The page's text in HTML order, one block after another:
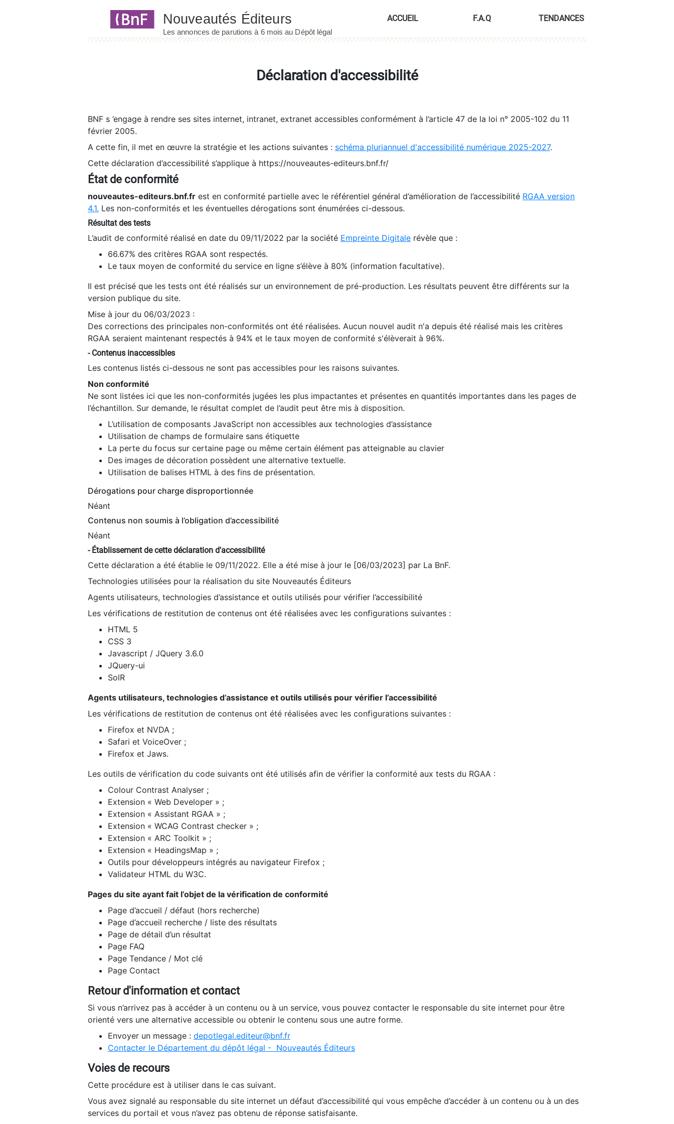
ACCUEIL F.A.Q TENDANCES
Déclaration d'accessibilité
BNF s ’engage à rendre ses sites internet, intranet, extranet accessibles conformément à l’article 47 de la loi n° 2005-102 du 11
février 2005.
A cette fin, il met en œuvre la stratégie et les actions suivantes : schéma pluriannuel d'accessibilité numérique 2025-2027.
Cette déclaration d’accessibilité s’applique à https://nouveautes-editeurs.bnf.fr/
État de conformité
nouveautes-editeurs.bnf.fr est en conformité partielle avec le référentiel général d’amélioration de l’accessibilité RGAA version
4.1. Les non-conformités et les éventuelles dérogations sont énumérées ci-dessous.
Résultat des tests
L’audit de conformité réalisé en date du 09/11/2022 par la société Empreinte Digitale révèle que :
66.67% des critères RGAA sont respectés.
Le taux moyen de conformité du service en ligne s’élève à 80% (information facultative).
Il est précisé que les tests ont été réalisés sur un environnement de pré-production. Les résultats peuvent être différents sur la
version publique du site.
Mise à jour du 06/03/2023 :
Des corrections des principales non-conformités ont été réalisées. Aucun nouvel audit n'a depuis été réalisé mais les critères
RGAA seraient maintenant respectés à 94% et le taux moyen de conformité s'élèverait à 96%.
- Contenus inaccessibles
Les contenus listés ci-dessous ne sont pas accessibles pour les raisons suivantes.
Non conformité
Ne sont listées ici que les non-conformités jugées les plus impactantes et présentes en quantités importantes dans les pages de
l’échantillon. Sur demande, le résultat complet de l’audit peut être mis à disposition.
L’utilisation de composants JavaScript non accessibles aux technologies d’assistance
Utilisation de champs de formulaire sans étiquette
La perte du focus sur certaine page ou même certain élément pas atteignable au clavier
Des images de décoration possèdent une alternative textuelle.
Utilisation de balises HTML à des fins de présentation.
Dérogations pour charge disproportionnée
Néant
Contenus non soumis à l’obligation d’accessibilité
Néant
- Établissement de cette déclaration d'accessibilité
Cette déclaration a été établie le 09/11/2022. Elle a été mise à jour le [06/03/2023] par La BnF.
Technologies utilisées pour la réalisation du site Nouveautés Éditeurs
Agents utilisateurs, technologies d’assistance et outils utilisés pour vérifier l’accessibilité
Les vérifications de restitution de contenus ont été réalisées avec les configurations suivantes :
HTML 5
CSS 3
Javascript / JQuery 3.6.0
JQuery-ui
SolR
Agents utilisateurs, technologies d’assistance et outils utilisés pour vérifier l’accessibilité
Les vérifications de restitution de contenus ont été réalisées avec les configurations suivantes :
Firefox et NVDA ;
Safari et VoiceOver ;
Firefox et Jaws.
Les outils de vérification du code suivants ont été utilisés afin de vérifier la conformité aux tests du RGAA :
Colour Contrast Analyser ;
Extension « Web Developer » ;
Extension « Assistant RGAA » ;
Extension « WCAG Contrast checker » ;
Extension « ARC Toolkit » ;
Extension « HeadingsMap » ;
Outils pour développeurs intégrés au navigateur Firefox ;
Validateur HTML du W3C.
Pages du site ayant fait l’objet de la vérification de conformité
Page d’accueil / défaut (hors recherche)
Page d’accueil recherche / liste des résultats
Page de détail d’un résultat
Page FAQ
Page Tendance / Mot clé
Page Contact
Retour d'information et contact
Si vous n’arrivez pas à accéder à un contenu ou à un service, vous pouvez contacter le responsable du site internet pour être
orienté vers une alternative accessible ou obtenir le contenu sous une autre forme.
Envoyer un message : depotlegal.editeur@bnf.fr
Contacter le Département du dépôt légal - Nouveautés Éditeurs
Voies de recours
Cette procédure est à utiliser dans le cas suivant.
Vous avez signalé au responsable du site internet un défaut d’accessibilité qui vous empêche d’accéder à un contenu ou à un des
services du portail et vous n’avez pas obtenu de réponse satisfaisante.